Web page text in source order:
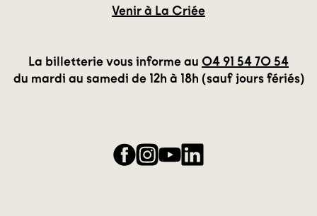
Venir à La Criée
La billetterie vous informe au 04 91 54 70 54
du mardi au samedi de 12h à 18h (sauf jours fériés)
Facebook
Instagram
YouTubeLinkedIn